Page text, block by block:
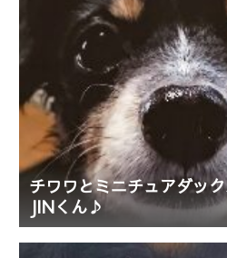
チワワとミニチュアダッ
JINくん♪